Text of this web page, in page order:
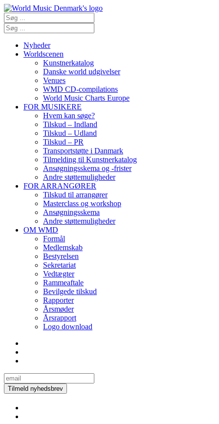
Nyheder
Worldscenen
Kunstnerkatalog
Danske world udgivelser
Venues
WMD CD-compilations
World Music Charts Europe
FOR MUSIKERE
Hvem kan søge?
Tilskud – Indland
Tilskud – Udland
Tilskud – PR
Transportstøtte i Danmark
Tilmelding til Kunstnerkatalog
Ansøgningsskema og -frister
Andre støttemuligheder
FOR ARRANGØRER
Tilskud til arrangører
Masterclass og workshop
Ansøgningsskema
Andre støttemuligheder
OM WMD
Formål
Medlemskab
Bestyrelsen
Sekretariat
Vedtægter
Rammeaftale
Bevilgede tilskud
Rapporter
Årsmøder
Årsrapport
Logo download